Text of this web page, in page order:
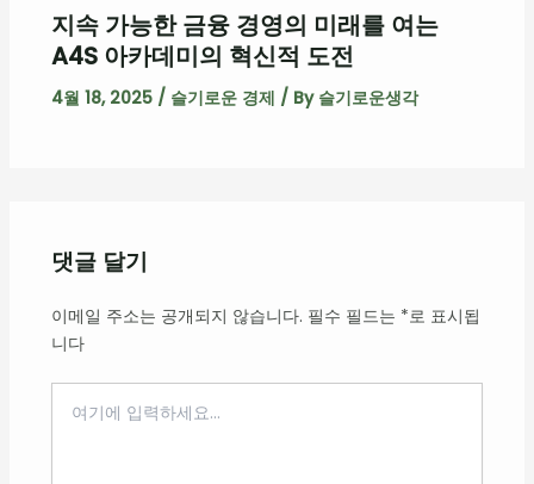
지속 가능한 금융 경영의 미래를 여는
A4S 아카데미의 혁신적 도전
4월 18, 2025 / 슬기로운 경제 / By 슬기로운생각
댓글 달기
이메일 주소는 공개되지 않습니다. 필수 필드는 *로 표시됩
니다